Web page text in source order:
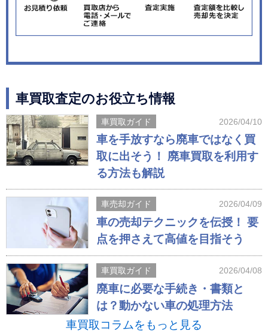
車買取査定のお役立ち情報
車買取ガイド 2026/04/10
車を手放すなら廃車ではなく買
取に出そう！ 廃車買取を利用す
る方法も解説
車売却ガイド 2026/04/09
車の売却テクニックを伝授！ 要
点を押さえて高値を目指そう
車買取ガイド 2026/04/08
廃車に必要な手続き・書類と
は？動かない車の処理方法
車買取コラムをもっと見る